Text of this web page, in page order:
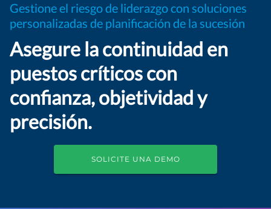
Gestione el riesgo de liderazgo con soluciones
personalizadas de planificación de la sucesión
Asegure la continuidad en
puestos críticos con
confianza, objetividad y
precisión.
SOLICITE UNA DEMO